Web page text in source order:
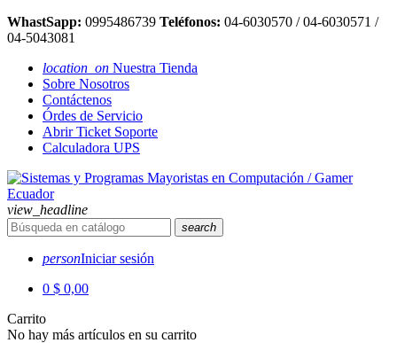
WhastSapp: 0995486739 Teléfonos: 04-6030570 / 04-6030571 /
04-5043081
location_on Nuestra Tienda
Sobre Nosotros
Contáctenos
Órdes de Servicio
Abrir Ticket Soporte
Calculadora UPS
view_headline
search
personIniciar sesión
0 $ 0,00
Carrito
No hay más artículos en su carrito